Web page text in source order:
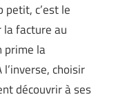
c’est le
facture au
prime la
choisir
découvrir à ses